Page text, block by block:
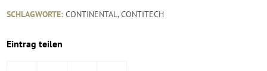
SCHLAGWORTE: CONTINENTAL,CONTITECH
Eintrag teilen